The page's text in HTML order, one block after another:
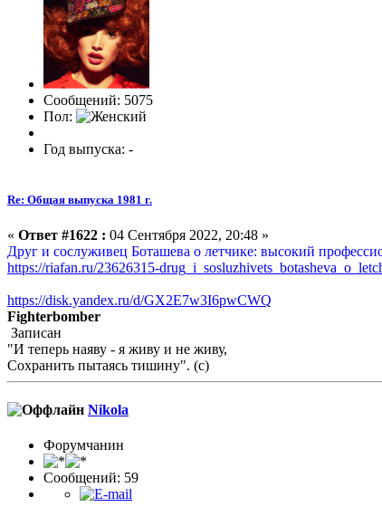
Сообщений: 5075
Пол:
Год выпуска: -
Re: Общая выпуска 1981 г.
« Ответ #1622 : 04 Сентября 2022, 20:48 »
Друг и сослуживец Боташева о летчике: высокий
https://riafan.ru/23626315-
https://disk.yandex.ru/d/GX2E7w3I6pwCWQ
Fighterbomber
Записан
"И теперь наяву - я живу и не живу,
Сохранить пытаясь тишину". (с)
Nikola
Форумчанин
Сообщений: 59